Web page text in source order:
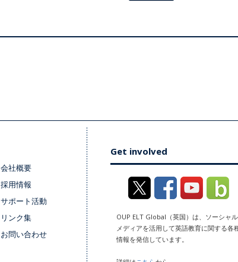
会社概要
採用情報
サポート活動
リンク集
お問い合わせ
Get involved
OUP ELT Global（英国）は、ソーシャル
メディアを活用して英語教育に関する各
情報を発信しています。